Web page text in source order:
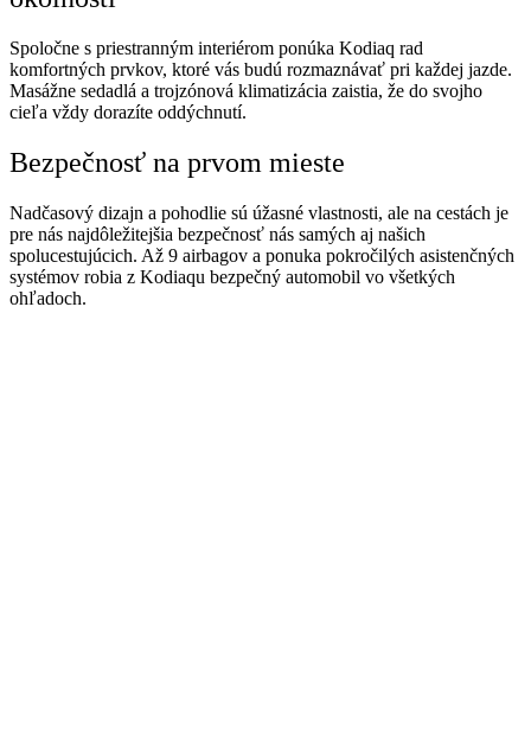
Spoločne s priestranným interiérom ponúka Kodiaq rad
komfortných prvkov, ktoré vás budú rozmaznávať pri každej jazde.
Masážne sedadlá a trojzónová klimatizácia zaistia, že do svojho
cieľa vždy dorazíte oddýchnutí.
Bezpečnosť na prvom mieste
Nadčasový dizajn a pohodlie sú úžasné vlastnosti, ale na cestách je
pre nás najdôležitejšia bezpečnosť nás samých aj našich
spolucestujúcich. Až 9 airbagov a ponuka pokročilých asistenčných
systémov robia z Kodiaqu bezpečný automobil vo všetkých
ohľadoch.